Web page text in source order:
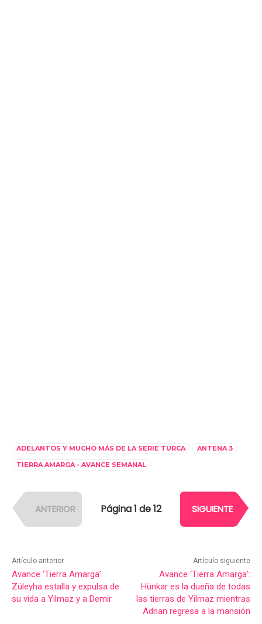
ADELANTOS Y MUCHO MÁS DE LA SERIE TURCA
ANTENA 3
TIERRA AMARGA - AVANCE SEMANAL
ANTERIOR Página 1 de 12 SIGUIENTE
Artículo anterior
Avance ‘Tierra Amarga’:
Züleyha estalla y expulsa de
su vida a Yilmaz y a Demir
Artículo siguiente
Avance ‘Tierra Amarga’:
Hünkar es la dueña de todas
las tierras de Yilmaz mientras
Adnan regresa a la mansión